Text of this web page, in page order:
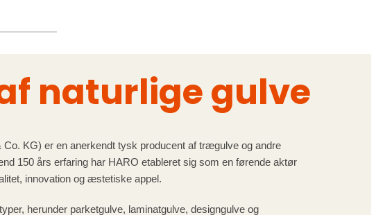
naturlige gulve
150 års erfaring har HARO etableret sig som en førende aktør
innovation og æstetiske appel.